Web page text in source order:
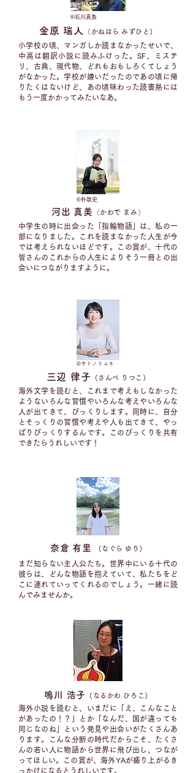
©︎石川真魚
金原 瑞人 （かねはら みずひと）
小学校の頃、マンガしか読まなかったせいで、
中高は翻訳小説に読みふけった。SF、ミステ
リ、古典、現代物、どれもおもしろくてしょう
がなかった。学校が嫌いだったのであの頃に帰
りたくはないけど、あの頃味わった読書熱には
もう一度かかってみたいなあ。
河出 真美 （かわで まみ）​
©︎朴敦史
中学生の時に出会った「指輪物語」は、私の一
部になりました。これを読まなかった人生が今
では考えられないほどです。この賞が、十代の
皆さんのこれからの人生によりそう一冊との出
会いにつながりますように。
三辺 律子 （さんべ りつこ）
©︎サトノリユキ
海外文学を読むと、これまで考えもしなかった
ようないろんな習慣やいろんな考えやいろんな
人が出てきて、びっくりします。同時に、自分
とそっくりの習慣や考えや人も出てきて、やっ
ぱりびっくりするんです。このびっくりを共有
できたらうれしいです！
奈倉 有里​ （なぐら ゆり）
まだ知らない主人公たち。世界中にいる十代の
彼らは、どんな物語を抱えていて、私たちをど
こに連れていってくれるのでしょう。一緒に読
んでみませんか。
​鳴川 浩子 （なるかわ ひろこ）​
海外小説を読むと、いまだに「え、こんなこと
があったの！？」とか「なんだ、国が違っても
同じなのね」という発見や出会いがたくさんあ
ります。こんな分断の時代だからこそ、たくさ
んの若い人に物語から世界に飛び出し、つなが
ってほしい。この賞が、海外YAが盛り上がるき
っかけになるとうれしいです。